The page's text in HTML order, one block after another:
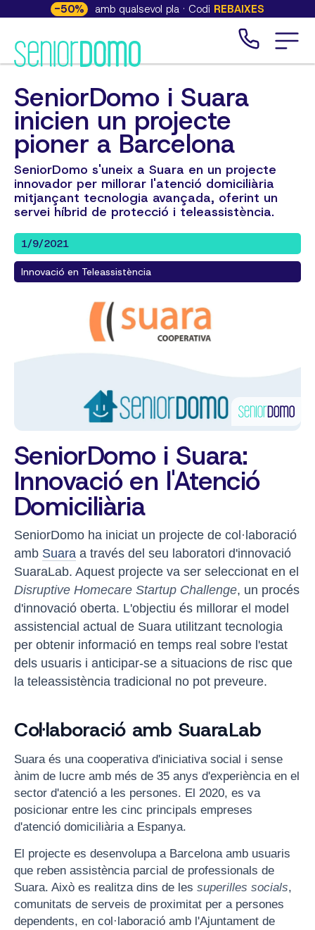
-50% amb qualsevol pla · Codi REBAIXES
SeniorDomo i Suara
inicien un projecte
pioner a Barcelona
SeniorDomo s'uneix a Suara en un projecte
innovador per millorar l'atenció domiciliària
mitjançant tecnologia avançada, oferint un
servei híbrid de protecció i teleassistència.
1/9/2021
Innovació en Teleassistència
SeniorDomo i Suara:
Innovació en l'Atenció
Domiciliària
SeniorDomo ha iniciat un projecte de col·laboració
amb Suara a través del seu laboratori d'innovació
SuaraLab. Aquest projecte va ser seleccionat en el
Disruptive Homecare Startup Challenge, un procés
d'innovació oberta. L'objectiu és millorar el model
assistencial actual de Suara utilitzant tecnologia
per obtenir informació en temps real sobre l'estat
dels usuaris i anticipar-se a situacions de risc que
la teleassistència tradicional no pot preveure.
Col·laboració amb SuaraLab
Suara és una cooperativa d'iniciativa social i sense
ànim de lucre amb més de 35 anys d'experiència en el
sector d'atenció a les persones. El 2020, es va
posicionar entre les cinc principals empreses
d'atenció domiciliària a Espanya.
El projecte es desenvolupa a Barcelona amb usuaris
que reben assistència parcial de professionals de
Suara. Això es realitza dins de les superilles socials,
comunitats de serveis de proximitat per a persones
dependents, en col·laboració amb l'Ajuntament de